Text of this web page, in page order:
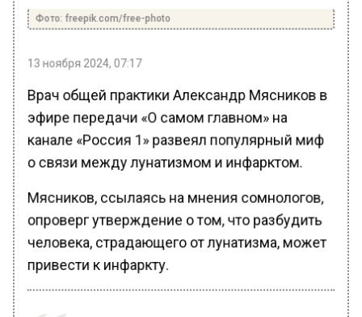
Фото: freepik.com/free-photo
13 ноября 2024, 07:17
Врач общей практики Александр Мясников в
эфире передачи «О самом главном» на
канале «Россия 1» развеял популярный миф
о связи между лунатизмом и инфарктом.
Мясников, ссылаясь на мнения сомнологов,
опроверг утверждение о том, что разбудить
человека, страдающего от лунатизма, может
привести к инфаркту.